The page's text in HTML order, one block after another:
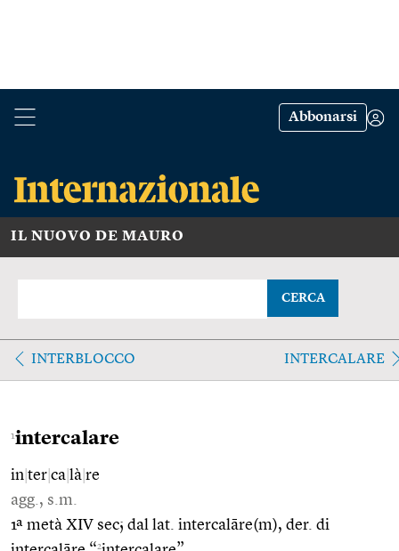
Abbonarsi
IL NUOVO DE MAURO
CERCA
INTERBLOCCO INTERCALARE
1intercalare
in ter ca là re
agg., s.m.
1ª metà XIV sec; dal lat. intercalāre(m), der. di
2